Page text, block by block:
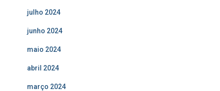
julho 2024
junho 2024
maio 2024
abril 2024
março 2024